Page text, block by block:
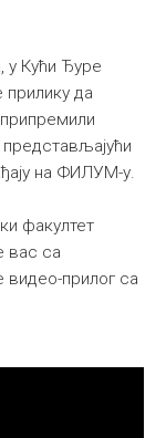
у Кући Ђуре
прилику да
на ФИЛУМ-у.
факултет
вас са
прилог са